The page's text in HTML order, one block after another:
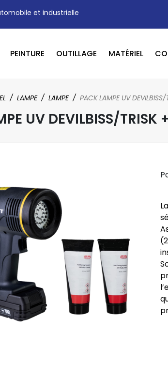
et industrielle
PEINTURE OUTILLAGE MATÉRIEL
LAMPE LAMPE PACK LAMPE UV
UV DEVILBISS/TRISK